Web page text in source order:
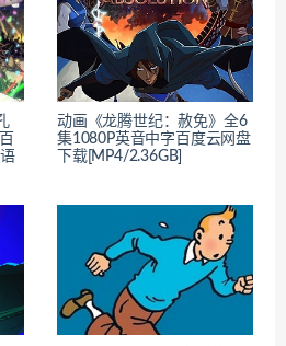
动画《龙腾世纪：赦免》全6
集1080P英音中字百度云网盘
下载[MP4/2.36GB]